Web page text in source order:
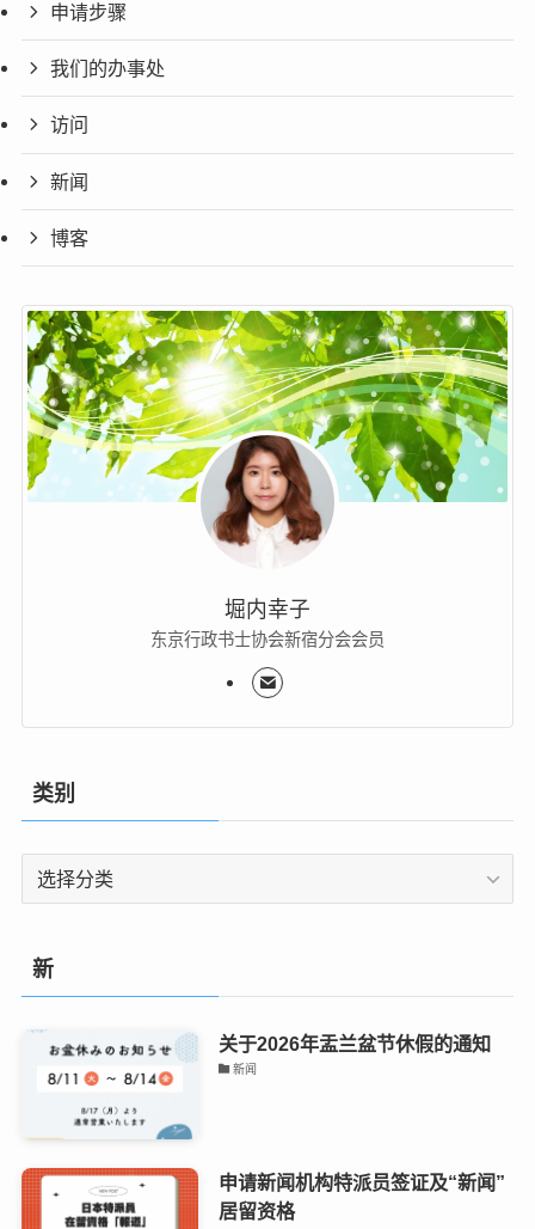
申请步骤
我们的办事处
访问
新闻
博客
堀内幸子
东京行政书士协会新宿分会会员
类别
类
新
关于2026年盂兰盆节休假的通知
新闻
申请新闻机构特派员签证及“新闻”
居留资格